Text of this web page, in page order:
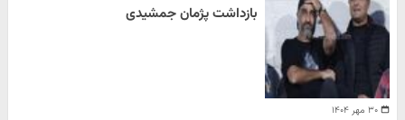
۳۰ مهر ۱۴۰۴
بازداشت پژمان جمشیدی